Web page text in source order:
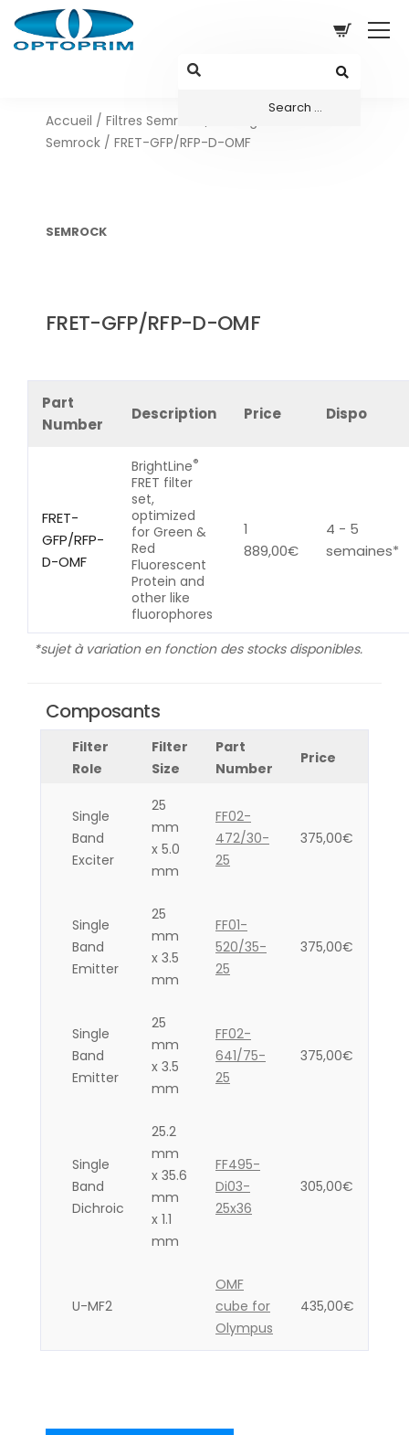
Accueil / Filtres Semrock
Semrock / FRET-GFP/RFP-D-OMF
SEMROCK
FRET-GFP/RFP-D-OMF
Part
Number
Description Price Dispo
FRET-
GFP/RFP-
D-OMF
BrightLine®
FRET filter
set,
optimized
for Green &
Red
Fluorescent
Protein and
other like
fluorophores
1
889,00€
4 - 5
semaines*
*sujet à variation en fonction des stocks disponibles.
Composants
Filter
Role
Filter
Size
Part
Number
Price
Single
Band
Exciter
25
mm
x 5.0
mm
FF02-
472/30-
25
375,00€
Single
Band
Emitter
25
mm
x 3.5
mm
FF01-
520/35-
25
375,00€
Single
Band
Emitter
25
mm
x 3.5
mm
FF02-
641/75-
25
375,00€
Single
Band
Dichroic
25.2
mm
x 35.6
mm
x 1.1
mm
FF495-
Di03-
25x36
305,00€
U-MF2
OMF
cube for
Olympus
435,00€